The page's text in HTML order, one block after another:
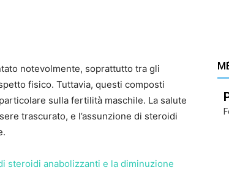
–
notevolmente, soprattutto tra gli
fisico. Tuttavia, questi composti
sulla fertilità maschile. La salute
trascurato, e l’assunzione di steroidi
steroidi anabolizzanti e la diminuzione